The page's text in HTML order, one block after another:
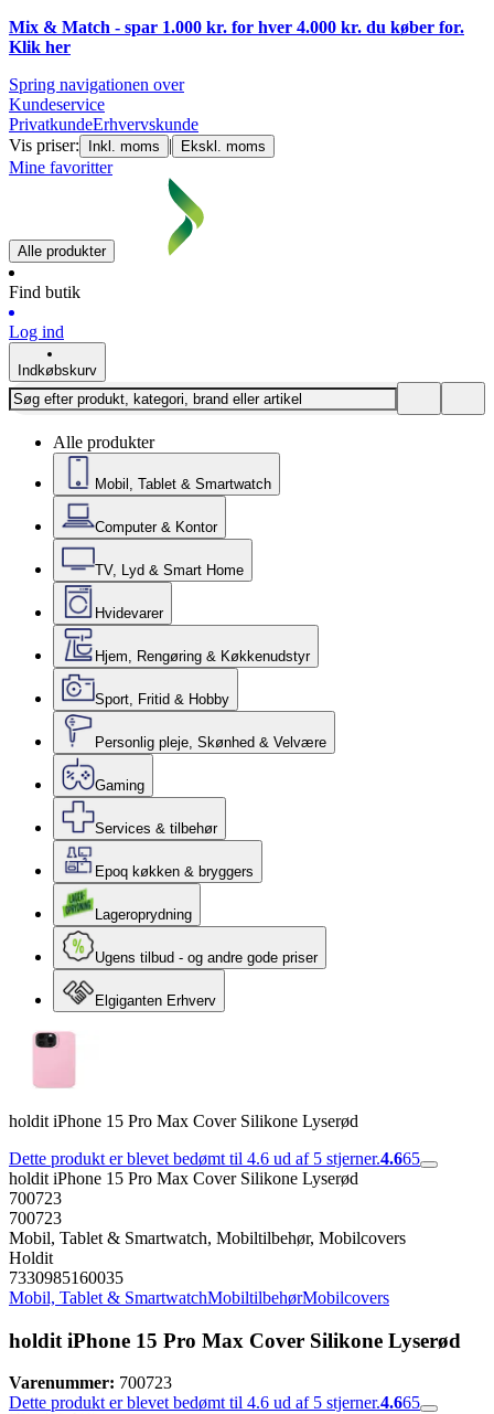
Mix & Match - spar 1.000 kr. for hver 4.000 kr. du køber for.
Klik her
Spring navigationen over
Kundeservice
PrivatkundeErhvervskunde
Vis priser:
Inkl. moms | Ekskl. moms
Mine favoritter
Alle produkter
Find butik
Log ind
Indkøbskurv
Alle produkter
Mobil, Tablet & Smartwatch
Computer & Kontor
TV, Lyd & Smart Home
Hvidevarer
Hjem, Rengøring & Køkkenudstyr
Sport, Fritid & Hobby
Personlig pleje, Skønhed & Velvære
Gaming
Services & tilbehør
Epoq køkken & bryggers
Lageroprydning
Ugens tilbud - og andre gode priser
Elgiganten Erhverv
holdit iPhone 15 Pro Max Cover Silikone Lyserød
Dette produkt er blevet bedømt til 4.6 ud af 5 stjerner.4.665
holdit iPhone 15 Pro Max Cover Silikone Lyserød
700723
700723
Mobil, Tablet & Smartwatch, Mobiltilbehør, Mobilcovers
Holdit
7330985160035
Mobil, Tablet & SmartwatchMobiltilbehørMobilcovers
holdit iPhone 15 Pro Max Cover Silikone Lyserød
Varenummer: 700723
Dette produkt er blevet bedømt til 4.6 ud af 5 stjerner.4.665